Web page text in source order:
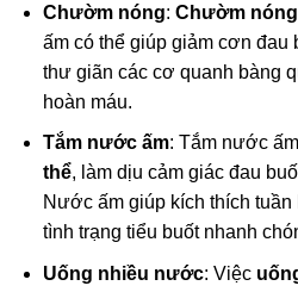
Chườm nóng: Chườm nóng
ấm có thể giúp giảm cơn đau
thư giãn các cơ quanh bàng
hoàn máu.
Tắm nước ấm: Tắm nước
thể, làm dịu cảm giác đau
Nước ấm giúp kích thích
tình trạng tiểu buốt nhanh
Uống nhiều nước: Việc